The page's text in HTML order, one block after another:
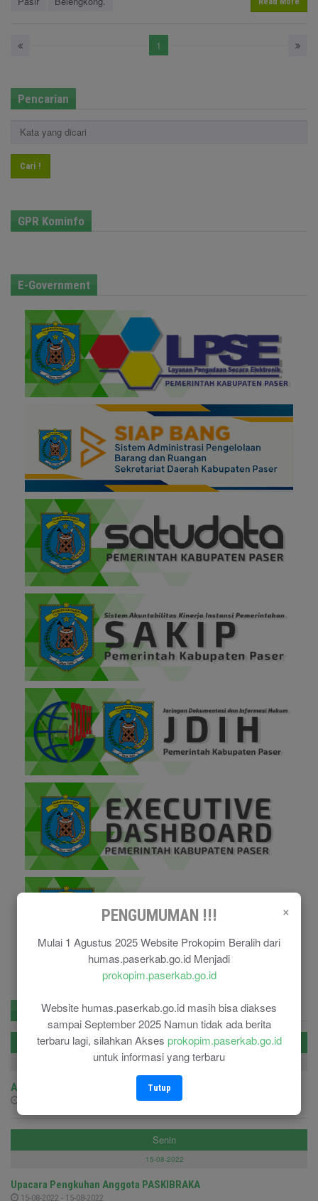
×
PENGUMUMAN !!!
Mulai 1 Agustus 2025 Website Prokopim Beralih dari
humas.paserkab.go.id Menjadi
prokopim.paserkab.go.id
Website humas.paserkab.go.id masih bisa diakses
sampai September 2025 Namun tidak ada berita
terbaru lagi, silahkan Akses prokopim.paserkab.go.id
untuk informasi yang terbaru
Tutup
1
Pencarian
Cari !
GPR Kominfo
E-Government
Agenda Berita Populer Pengumuman
Selasa
16-08-2022
Apel Kehormatan dan Renungan Suci (AKRS) TMP
Senin
15-08-2022
Upacara Pengkuhan Anggota PASKIBRAKA
15-08-2022 - 15-08-2022